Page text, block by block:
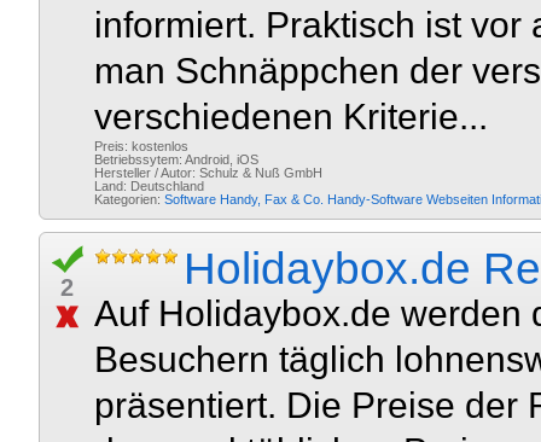
informiert. Praktisch ist
man Schnäppchen der
verschiedenen Kriterie...
Preis: kostenlos
Betriebssytem: Android, iOS
Hersteller / Autor: Schulz & Nuß GmbH
Land: Deutschland
Kategorien: Software Handy, Fax & Co. Handy-Software Webseiten
2 Holidaybox.de
Auf Holidaybox.de werden
Besuchern täglich
präsentiert. Die Preise der